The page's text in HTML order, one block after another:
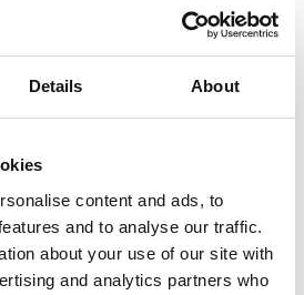
Details About
content and ads, to
and to analyse our traffic.
about your use of our site with
and analytics partners who
GIETIJZEREN
155 KG